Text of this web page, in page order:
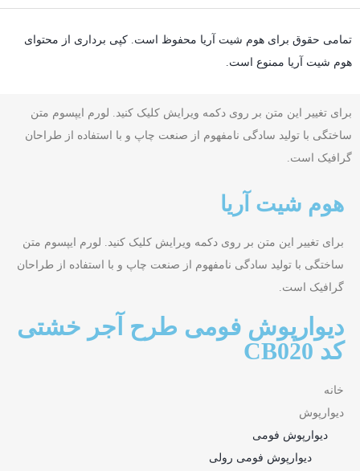
تمامی حقوق برای هوم شیت آریا محفوظ است. کپی برداری از محتوای
هوم شیت آریا ممنوع است.
برای تغییر این متن بر روی دکمه ویرایش کلیک کنید. لورم ایپسوم متن
ساختگی با تولید سادگی نامفهوم از صنعت چاپ و با استفاده از طراحان
گرافیک است.
هوم شیت آریا
برای تغییر این متن بر روی دکمه ویرایش کلیک کنید. لورم ایپسوم متن
ساختگی با تولید سادگی نامفهوم از صنعت چاپ و با استفاده از طراحان
گرافیک است.
دیوارپوش فومی طرح آجر خشتی
کد CB020
خانه
دیوارپوش
دیوارپوش فومی
دیوارپوش فومی رولی